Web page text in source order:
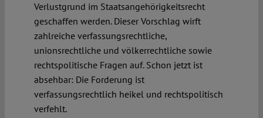
Verlustgrund im Staatsangehörigkeitsrecht
geschaffen werden. Dieser Vorschlag wirft
zahlreiche verfassungsrechtliche,
unionsrechtliche und völkerrechtliche sowie
rechtspolitische Fragen auf. Schon jetzt ist
absehbar: Die Forderung ist
verfassungsrechtlich heikel und rechtspolitisch
verfehlt.